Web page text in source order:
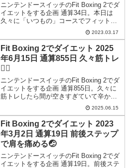
ニンテンドースイッチのFit Boxing 2でダ
イエットをする企画 通算34日。本日は
久々に「いつもの」コースでフィットボ
クシングをやっておきました。最近パン
チのフォームが乱れがちなので気をつけ
たいところデス。
2023.03.17
Fit Boxing 2でダイエット 2025
年6月15日 通算855日 久々筋トレ
🏋️‍♂️
ニンテンドースイッチのFit Boxing 2でダ
イエットをする企画 通算855日。久々に
筋トレしたら間が空きすぎていて辛かっ
2025.06.15
Fit Boxing 2でダイエット 2023
年3月2日 通算19日 前後ステップ
で肩を痛める🤕
ニンテンドースイッチのFit Boxing 2でダ
イエットをする企画 通算19日。前後ステ